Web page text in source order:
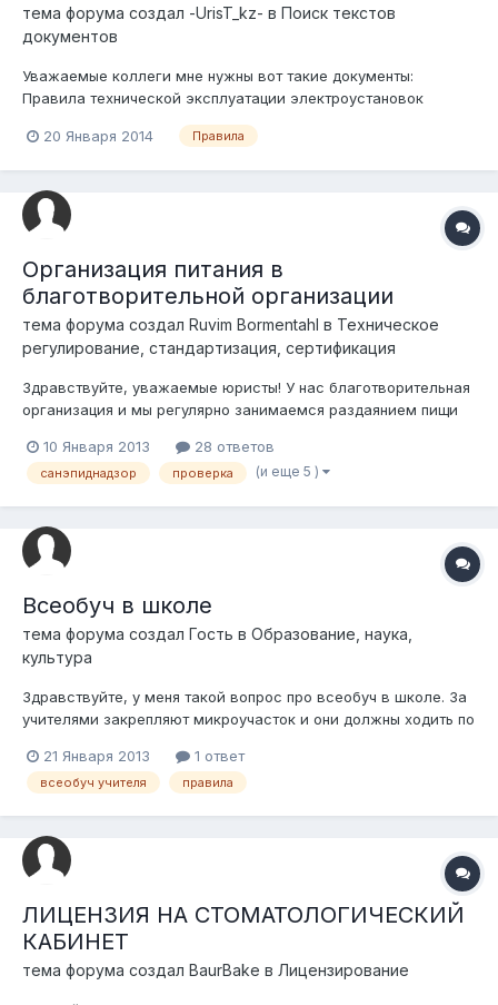
тема форума создал -UrisT_kz- в Поиск текстов
документов
Уважаемые коллеги мне нужны вот такие документы:
Правила технической эксплуатации электроустановок
электроустановок потребителей от 21 декабря 1984 года
также хотелось бы узнать действуют...
20 Января 2014 Правила
Организация питания в
благотворительной организации
тема форума создал Ruvim Bormentahl в Техническое
регулирование, стандартизация, сертификация
Здравствуйте, уважаемые юристы! У нас благотворительная
организация и мы регулярно занимаемся раздаянием пищи
частном жилом доме. Есть централизованное
водоснабжение, водонагревательный котел для мытья
10 Января 2013 28 ответов
санэпиднадзор проверка (и еще 5 )
Всеобуч в школе
тема форума создал Гость в Образование, наука,
культура
Здравствуйте, у меня такой вопрос про всеобуч в школе. За
учителями закрепляют микроучасток и они должны ходить по
рабочего времени, в частности поздно вечером одна по
квартирам. Потом еще ездить по всему городу и собирать
21 Января 2013 1 ответ
всеобуч учителя правила
ЛИЦЕНЗИЯ НА СТОМАТОЛОГИЧЕСКИЙ
КАБИНЕТ
тема форума создал BaurBake в Лицензирование